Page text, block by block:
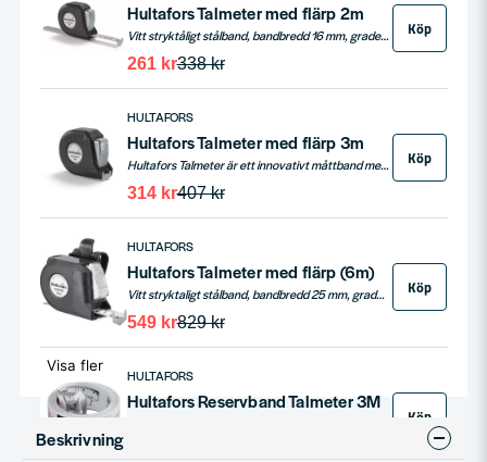
Hultafors Talmeter med flärp 2m
Vitt stryktåligt stålband, bandbredd 16 mm, gradering i millimeter, med kapsel i ABS-plast. Kombinerade märk- och mäteggar gör att du snabbt och enkelt kan mäta upp och märka ut både utvändiga och invändiga längder.
338 kr
261 kr
Köp
HULTAFORS
Hultafors Talmeter med flärp 3m
Hultafors Talmeter är ett innovativt måttband med en längd på 3m och bandbredd på 16 mm, utrustat med en gradering i millimeter för precision. Dess kapsel i ABS-plast och vitt stryktåligt stålband kombinerar hållbarhet med funktionell design, inklusive märk- och mäteggar för både utvändiga och invändiga mätningar.
407 kr
314 kr
Köp
HULTAFORS
Hultafors Talmeter med flärp (6m)
Vitt stryktaligt stålband, bandbredd 25 mm, gradering i millimeter med bläckstråleteknik, med kapsel i ABS-plast. Kombinerade mark- och mäteggar gor att du snabbt och enkelt kan mata upp och märka ut, både utvandiga och invändiga längder.
829 kr
549 kr
Köp
HULTAFORS
Hultafors Reservband Talmeter 3M
Köp
Visa fler
Beskrivning